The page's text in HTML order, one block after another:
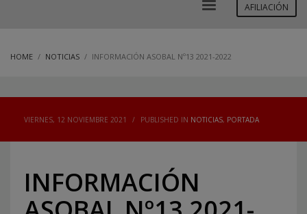
AFILIACIÓN
HOME NOTICIAS INFORMACIÓN ASOBAL Nº13 2021-2022
VIERNES, 12 NOVIEMBRE 2021 / PUBLISHED IN NOTICIAS, PORTADA
INFORMACIÓN